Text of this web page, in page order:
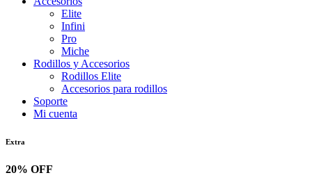
Elite
Infini
Pro
Miche
Rodillos y Accesorios
Rodillos Elite
Accesorios para rodillos
Soporte
Mi cuenta
Extra
20% OFF